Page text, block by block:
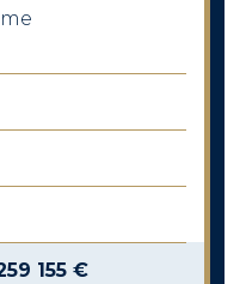
155 €